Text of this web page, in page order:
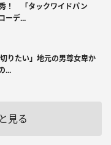
！ 「タックワイドパン
ーデ...
りたい」地元の男尊女卑か
...
見る